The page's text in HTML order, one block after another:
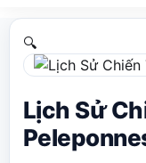
🔍
Lịch Sử